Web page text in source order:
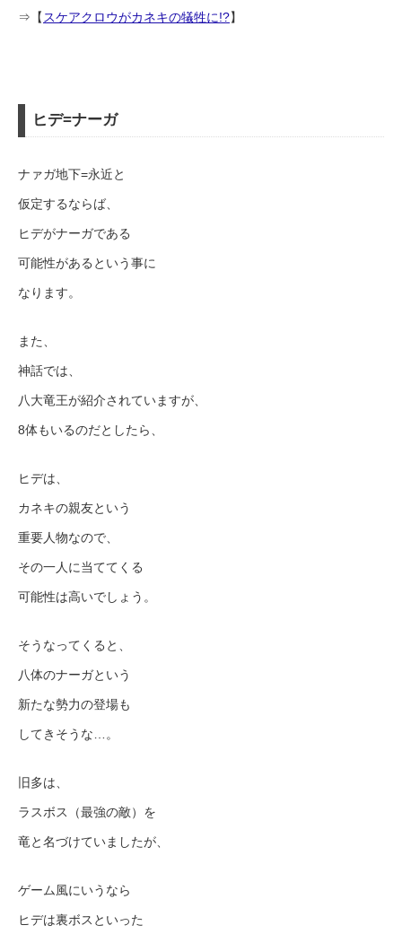
⇒【 スケアクロウがカネキの犠牲に!?】
ヒデ=ナーガ
ナァガ地下=永近と
仮定するならば、
ヒデがナーガである
可能性があるという事に
なります。
また、
神話では、
八大竜王が紹介されていますが、
8体もいるのだとしたら、
ヒデは、
カネキの親友という
重要人物なので、
その一人に当ててくる
可能性は高いでしょう。
そうなってくると、
八体のナーガという
新たな勢力の登場も
してきそうな…。
旧多は、
ラスボス（最強の敵）を
竜と名づけていましたが、
ゲーム風にいうなら
ヒデは裏ボスといった